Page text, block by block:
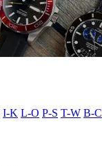
I-K L-O P-S T-W В-С